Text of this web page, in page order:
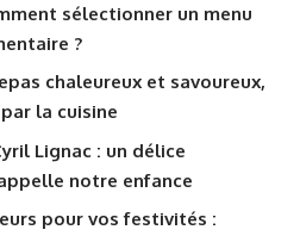
sélectionner un menu
?
chaleureux et savoureux,
la cuisine
Lignac : un délice
notre enfance
pour vos festivités :